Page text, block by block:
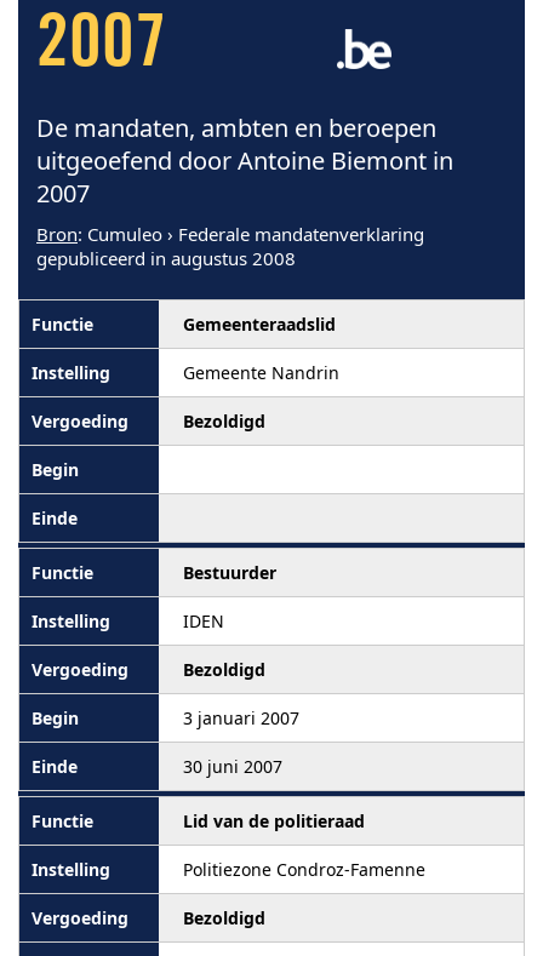
2007
De mandaten, ambten en beroepen
uitgeoefend door Antoine Biemont in
2007
Bron: Cumuleo › Federale mandatenverklaring
gepubliceerd in augustus 2008
Gemeenteraadslid
Gemeente Nandrin
Bezoldigd
Bestuurder
IDEN
Bezoldigd
3 januari 2007
30 juni 2007
Lid van de politieraad
Politiezone Condroz-Famenne
Bezoldigd